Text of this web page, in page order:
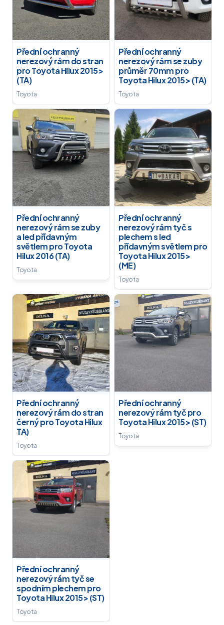
Přední ochranný
nerezový rám do stran
pro Toyota Hilux 2015>
(TA)
Toyota
Přední ochranný
nerezový rám se zuby
průměr 70mm pro
Toyota Hilux 2015> (TA)
Toyota
Přední ochranný
nerezový rám se zuby
a led přídavným
světlem pro Toyota
Hilux 2016 (TA)
Toyota
Přední ochranný
nerezový rám tyč s
plechem s led
přídavným světlem pro
Toyota Hilux 2015>
(ME)
Toyota
Přední ochranný
nerezový rám do stran
černý pro Toyota Hilux
TA)
Toyota
Přední ochranný
nerezový rám tyč pro
Toyota Hilux 2015> (ST)
Toyota
Přední ochranný
nerezový rám tyč se
spodním plechem pro
Toyota Hilux 2015> (ST)
Toyota